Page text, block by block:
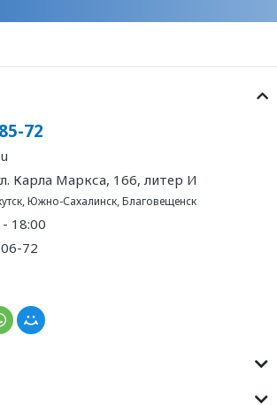
72
Карла Маркса, 166, литер И
,Южно-Сахалинск,Благовещенск
18:00
72